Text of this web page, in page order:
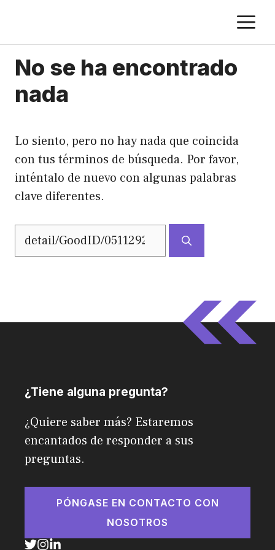
contenido
No se ha encontrado
nada
Lo siento, pero no hay nada que coincida
con tus términos de búsqueda. Por favor,
inténtalo de nuevo con algunas palabras
clave diferentes.
Buscar:
¿Tiene alguna pregunta?
¿Quiere saber más? Estaremos
encantados de responder a sus
preguntas.
PÓNGASE EN CONTACTO CON
NOSOTROS